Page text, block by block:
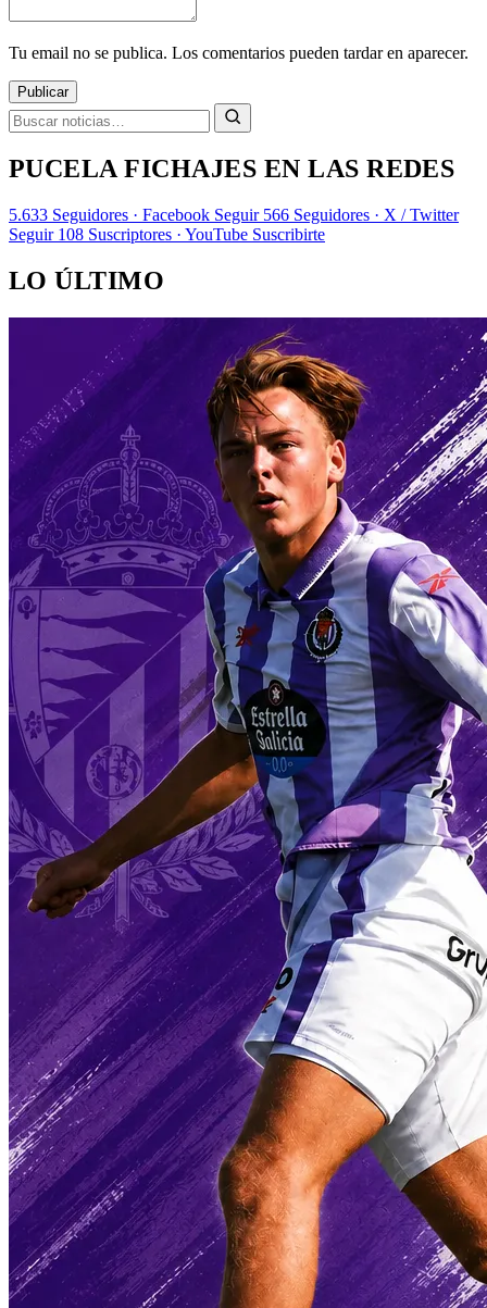
Tu email no se publica. Los comentarios pueden tardar en aparecer.
Publicar
PUCELA FICHAJES EN LAS REDES
5.633 Seguidores · Facebook Seguir 566 Seguidores · X / Twitter
Seguir 108 Suscriptores · YouTube Suscribirte
LO ÚLTIMO